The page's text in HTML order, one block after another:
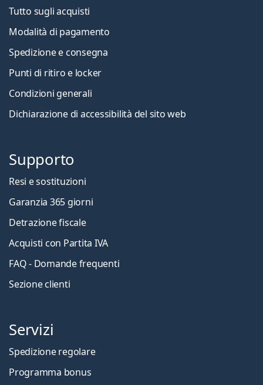
Tutto sugli acquisti
Modalità di pagamento
Spedizione e consegna
Punti di ritiro e locker
Condizioni generali
Dichiarazione di accessibilità del sito web
Supporto
Resi e sostituzioni
Garanzia 365 giorni
Detrazione fiscale
Acquisti con Partita IVA
FAQ - Domande frequenti
Sezione clienti
Servizi
Spedizione regolare
Programma bonus